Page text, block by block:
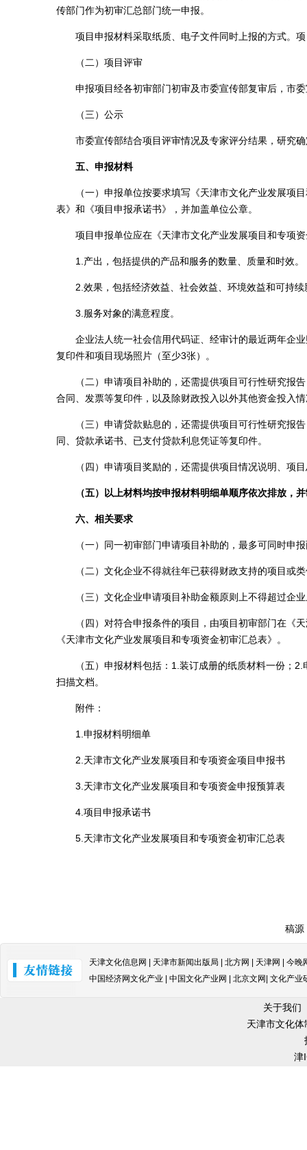
传部门作为初审汇总部门统一申报。
项目申报材料采取纸质、电子文件同时上报的方式。项
（二）项目评审
申报项目经各初审部门初审及市委宣传部复审后，市委
（三）公示
市委宣传部结合项目评审情况及专家评分结果，研究确
五、申报材料
（一）申报单位按要求填写《天津市文化产业发展项目
表》和《项目申报承诺书》，并加盖单位公章。
项目申报单位应在《天津市文化产业发展项目和专项资
1.产出，包括提供的产品和服务的数量、质量和时效。
2.效果，包括经济效益、社会效益、环境效益和可持续
3.服务对象的满意程度。
企业法人统一社会信用代码证、经审计的最近两年企业
复印件和项目现场照片（至少3张）。
（二）申请项目补助的，还需提供项目可行性研究报告
合同、发票等复印件，以及除财政投入以外其他资金投入
（三）申请贷款贴息的，还需提供项目可行性研究报告
同、贷款承诺书、已支付贷款利息凭证等复印件。
（四）申请项目奖励的，还需提供项目情况说明、项目
（五） 以上材料均按申报材料明细单顺序依次排放，
六、相关要求
（一）同一初审部门申请项目补助的，最多可同时申报
（二）文化企业不得就往年已获得财政支持的项目或类
（三）文化企业申请项目补助金额原则上不得超过企业
（四）对符合申报条件的项目，由项目初审部门在《天
《天津市文化产业发展项目和专项资金初审汇总表》。
（五）申报材料包括：1.装订成册的纸质材料一份；2.
扫描文档。
附件：
1.申报材料明细单
2.天津市文化产业发展项目和专项资金项目申报书
3.天津市文化产业发展项目和专项资金申报预算表
4.项目申报承诺书
5.天津市文化产业发展项目和专项资金初审汇总表
稿
天津文化信息网 | 天津市新闻出版局 | 北方网 | 天津网 | 今
中国经济网文化产业 | 中国文化产业网 | 北京文网| 文化产
关于我们
天津市文化
津